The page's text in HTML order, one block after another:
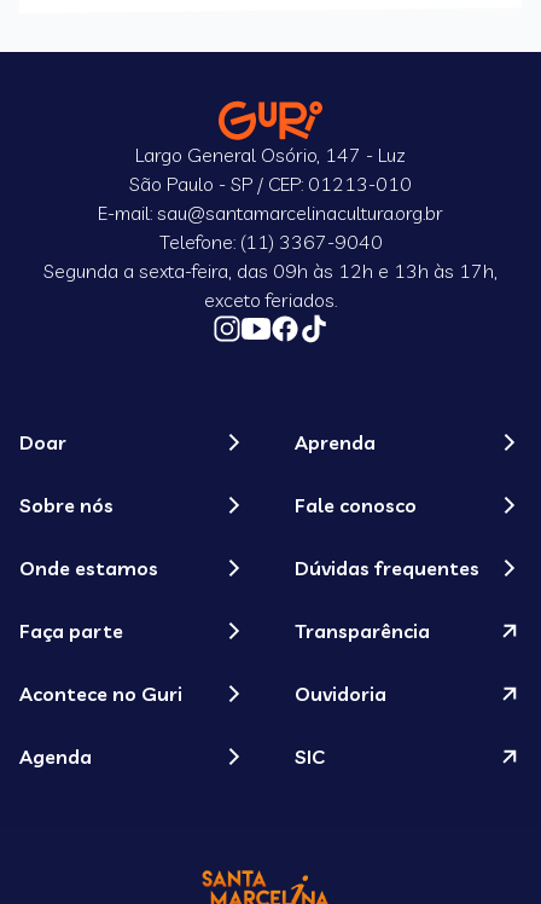
Largo General Osório, 147 - Luz
São Paulo - SP / CEP: 01213-010
E-mail: sau@santamarcelinacultura.org.br
Telefone: (11) 3367-9040
Segunda a sexta-feira, das 09h às 12h e 13h às 17h,
exceto feriados.
Doar
Sobre nós
Onde estamos
Faça parte
Acontece no Guri
Agenda
Aprenda
Fale conosco
Dúvidas frequentes
Transparência
Ouvidoria
SIC